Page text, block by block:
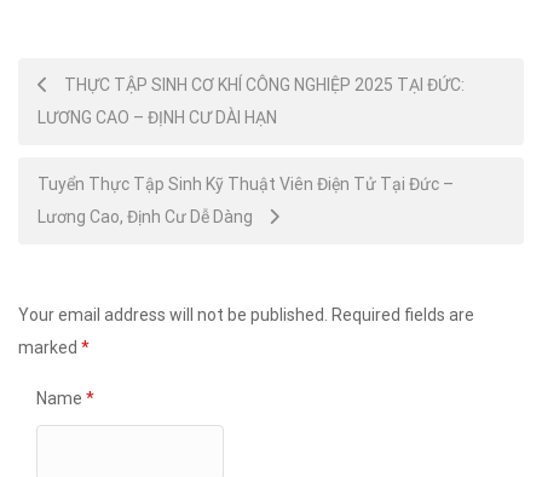
Post
navigation
THỰC TẬP SINH CƠ KHÍ CÔNG NGHIỆP 2025 TẠI ĐỨC:
LƯƠNG CAO – ĐỊNH CƯ DÀI HẠN
Tuyển Thực Tập Sinh Kỹ Thuật Viên Điện Tử Tại Đức –
Lương Cao, Định Cư Dễ Dàng
Your email address will not be published. Required fields are
marked *
Name *